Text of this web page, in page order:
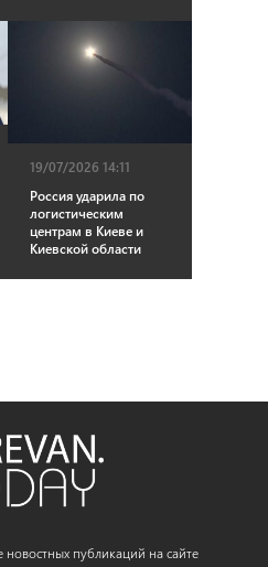
19/07/2026 14:11
Россия ударила по
логистическим
центрам в Киеве и
Киевской области
публикаций на сайте